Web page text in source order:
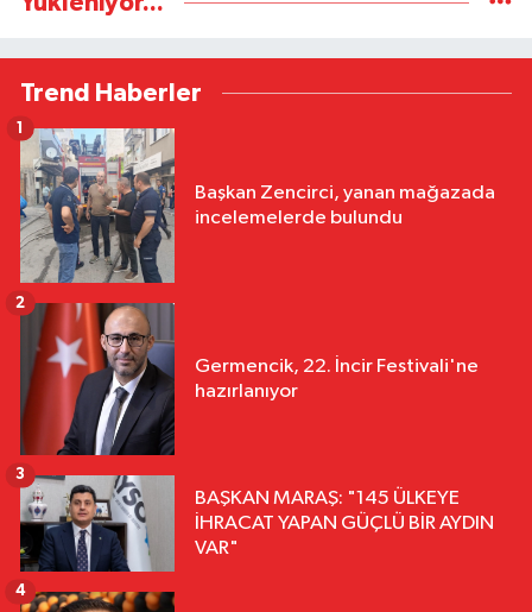
Trend Haberler
Başkan Zencirci, yanan mağazada
incelemelerde bulundu
1
Germencik, 22. İncir Festivali'ne
hazırlanıyor
2
BAŞKAN MARAŞ: "145 ÜLKEYE
İHRACAT YAPAN GÜÇLÜ BİR AYDIN
VAR"
3
4